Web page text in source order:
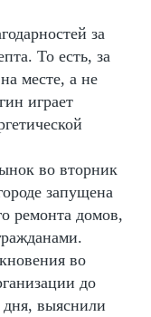
за
То есть, за
месте, а не
играет
во вторник
запущена
ремонта домов,
во
до
дня, выяснили